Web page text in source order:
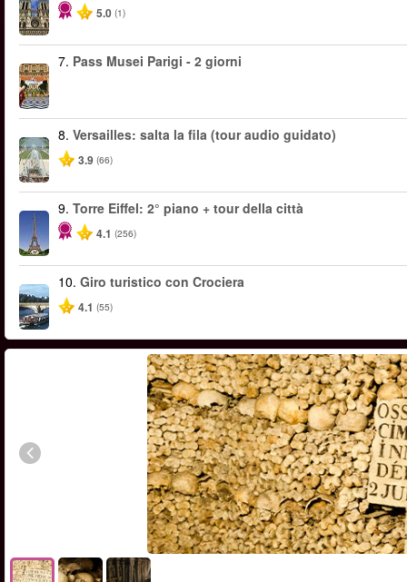
5.0 (1)
7. Pass Musei Parigi - 2 giorni
8. Versailles: salta la fila (tour audio guidato)
3.9 (66)
9. Torre Eiffel: 2° piano + tour della città
4.1 (256)
10. Giro turistico con Crociera
4.1 (55)